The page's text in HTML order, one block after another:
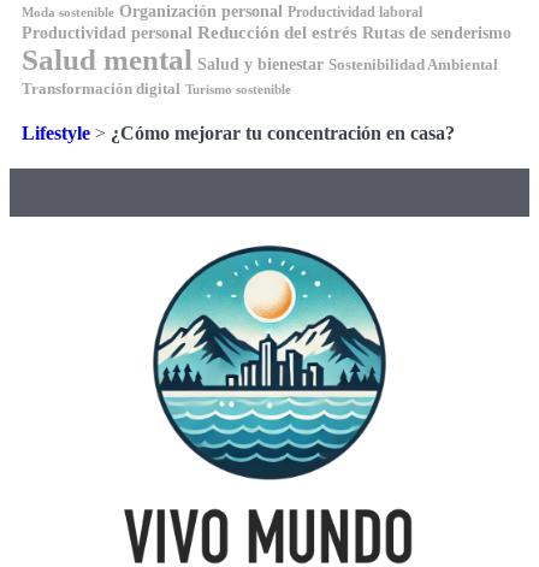
Moda sostenible Organización personal Productividad laboral
Productividad personal Reducción del estrés Rutas de senderismo
Salud mental Salud y bienestar Sostenibilidad Ambiental
Transformación digital Turismo sostenible
Lifestyle > ¿Cómo mejorar tu concentración en casa?